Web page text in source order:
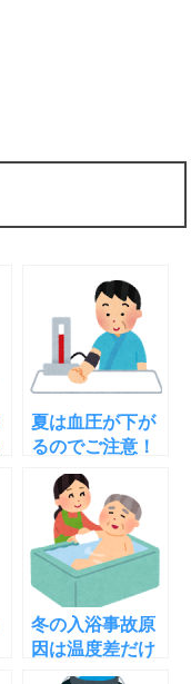
夏は血圧が下が
るのでご注意！
高血圧の人ほど
危険！理由と対
策は
冬の入浴事故原
因は温度差だけ
じゃない！熱中